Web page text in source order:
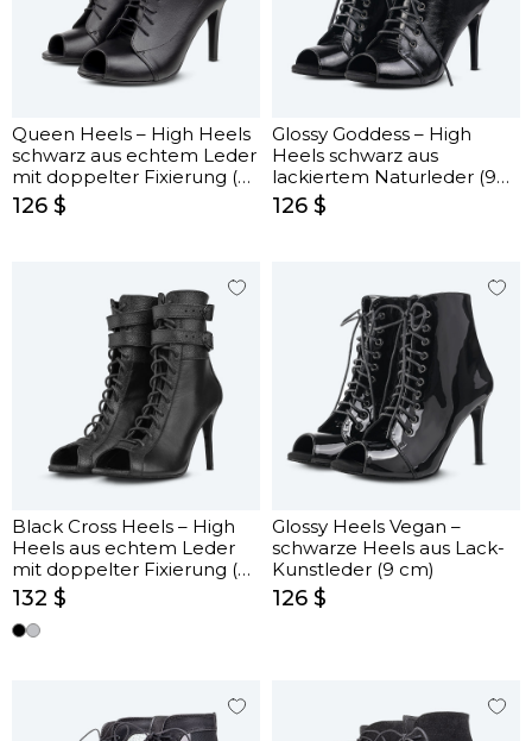
Queen Heels – High Heels
schwarz aus echtem Leder
mit doppelter Fixierung (9
cm)
126 $
Glossy Goddess – High
Heels schwarz aus
lackiertem Naturleder (9
cm)
126 $
Black Cross Heels – High
Heels aus echtem Leder
mit doppelter Fixierung (9
cm)
132 $
Glossy Heels Vegan –
schwarze Heels aus Lack-
Kunstleder (9 cm)
126 $